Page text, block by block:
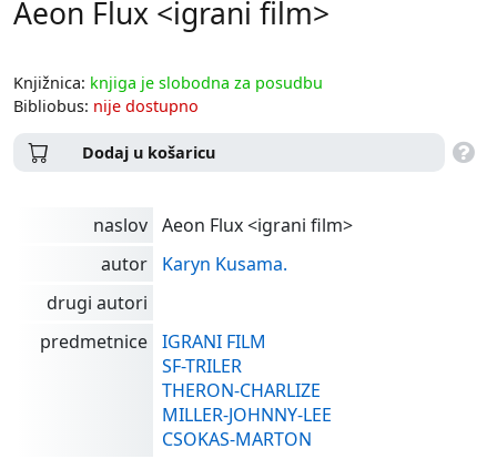
Aeon Flux <igrani film>
Knjižnica: knjiga je slobodna za posudbu
Bibliobus: nije dostupno
Dodaj u košaricu
naslov Aeon Flux <igrani film>
autor
Karyn Kusama.
drugi autori
predmetnice IGRANI FILM
SF-TRILER
THERON-CHARLIZE
MILLER-JOHNNY-LEE
CSOKAS-MARTON